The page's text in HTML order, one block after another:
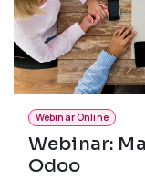
Webinar Online
Webinar:
Odoo